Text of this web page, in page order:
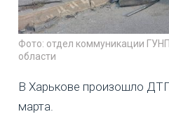
Фото: отдел коммуникации
области
В Харькове произошло
марта.